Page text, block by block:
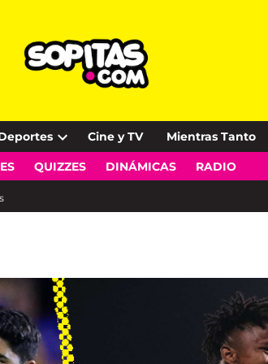
Open
dropdown
Cine y TV Mientras Tanto
QUIZZES DINÁMICAS RADIO